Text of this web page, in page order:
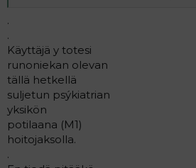
.
.
Käyttäjä y totesi
runoniekan olevan
tällä hetkellä
suljetun psýkiatrian
yksikön
potilaana (M1)
hoitojaksolla.
.